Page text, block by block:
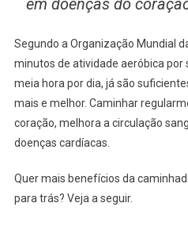
Segundo a Organização Mundial
minutos de atividade aeróbica por
meia hora por dia, já são
mais e melhor. Caminhar
coração, melhora a circulação
doenças cardíacas.
Quer mais benefícios da
para trás? Veja a seguir.